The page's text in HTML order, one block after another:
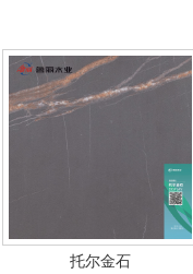
托尔金石